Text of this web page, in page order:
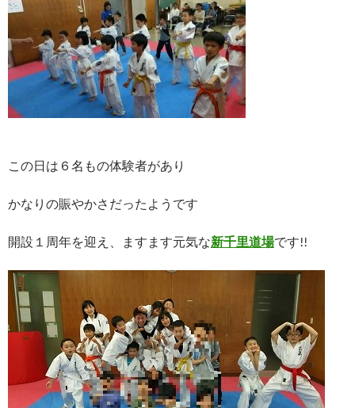
この日は６名もの体験者があり
かなりの賑やかさだったようです
開設１周年を迎え、ますます元気な新千里道場です!!